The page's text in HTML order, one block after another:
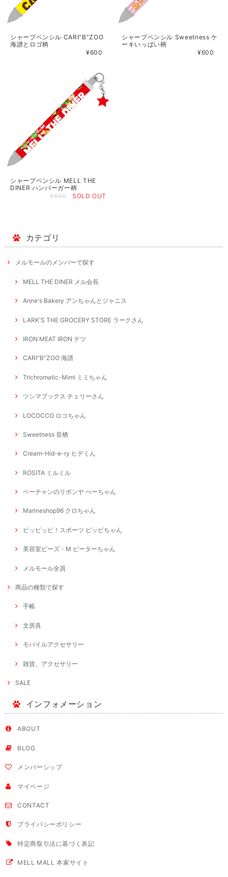
シャープペンシル CARI”B”ZOO
海譜とロゴ柄
¥600
シャープペンシル Sweetness ケ
ーキいっぱい柄
¥600
シャープペンシル MELL THE
DINER ハンバーガー柄
¥600
SOLD OUT
カテゴリ
メルモールのメンバーで探す
MELL THE DINER メル会長
Anne's Bakery アンちゃんとジャニス
LARK'S THE GROCERY STORE ラークさん
IRON MEAT IRON テツ
CARI"B"ZOO 海譜
Trichromatic-Mimi ミミちゃん
ツシマブックス チェリーさん
LOCOCCO ロコちゃん
Sweetness 音栖
Cream-Hid-e-ry ヒデくん
ROSITA ミルミル
ペーチャンのリボンヤ ぺーちゃん
Marineshop96 クロちゃん
ピッピッピ！スポーツ ピッピちゃん
美容室ビーズ・M ピーターちゃん
メルモール全員
商品の種類で探す
手帳
文房具
モバイルアクセサリー
雑貨、アクセサリー
SALE
インフォメーション
ABOUT
BLOG
メンバーシップ
マイページ
CONTACT
プライバシーポリシー
特定商取引法に基づく表記
MELL MALL 本家サイト